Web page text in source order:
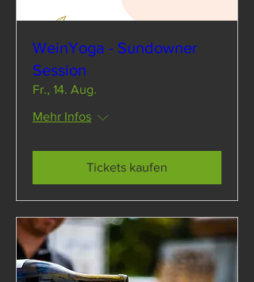
WeinYoga - Sundowner
Session
Fr., 14. Aug.
Mehr Infos
Tickets kaufen